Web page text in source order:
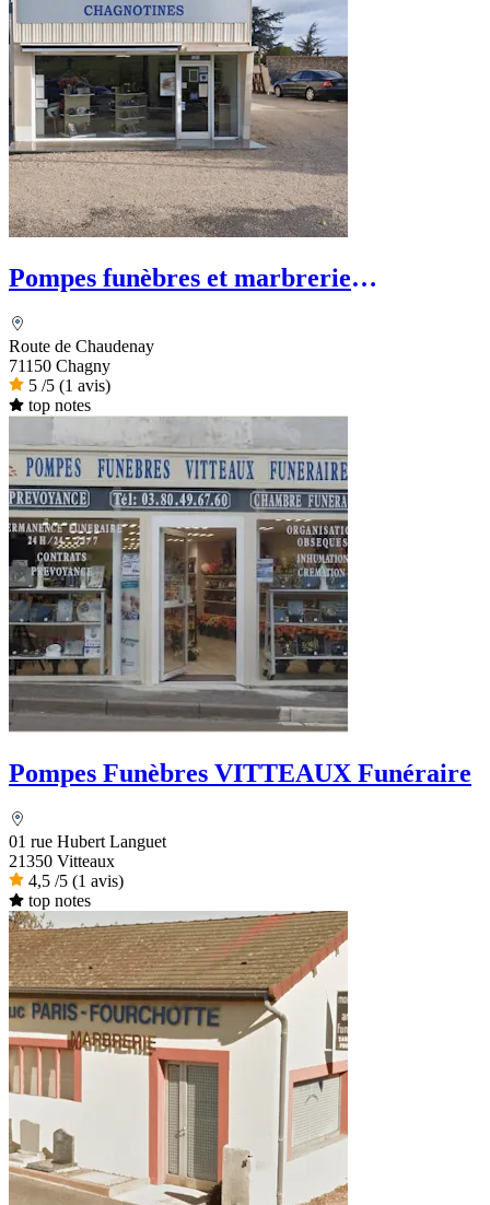
Pompes funèbres et marbrerie
Route de Chaudenay
71150 Chagny
5 /5 (1 avis)
top notes
Pompes Funèbres VITTEAUX Funéraire
01 rue Hubert Languet
21350 Vitteaux
4,5 /5 (1 avis)
top notes